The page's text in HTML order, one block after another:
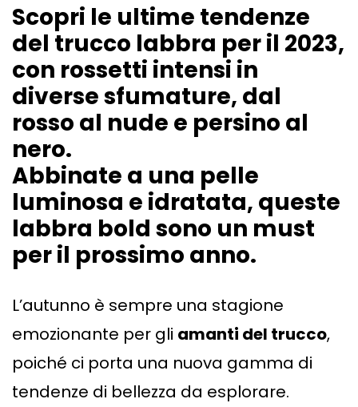
Scopri le ultime tendenze
del trucco labbra per il 2023,
con rossetti intensi in
diverse sfumature, dal
rosso al nude e persino al
nero.
Abbinate a una pelle
luminosa e idratata, queste
labbra bold sono un must
per il prossimo anno.
L’autunno è sempre una stagione
emozionante per gli amanti del trucco,
poiché ci porta una nuova gamma di
tendenze di bellezza da esplorare.